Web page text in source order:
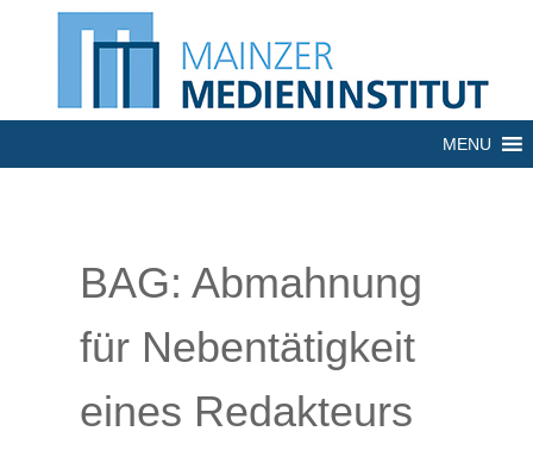
MENU
BAG: Abmahnung
für Nebentätigkeit
eines Redakteurs